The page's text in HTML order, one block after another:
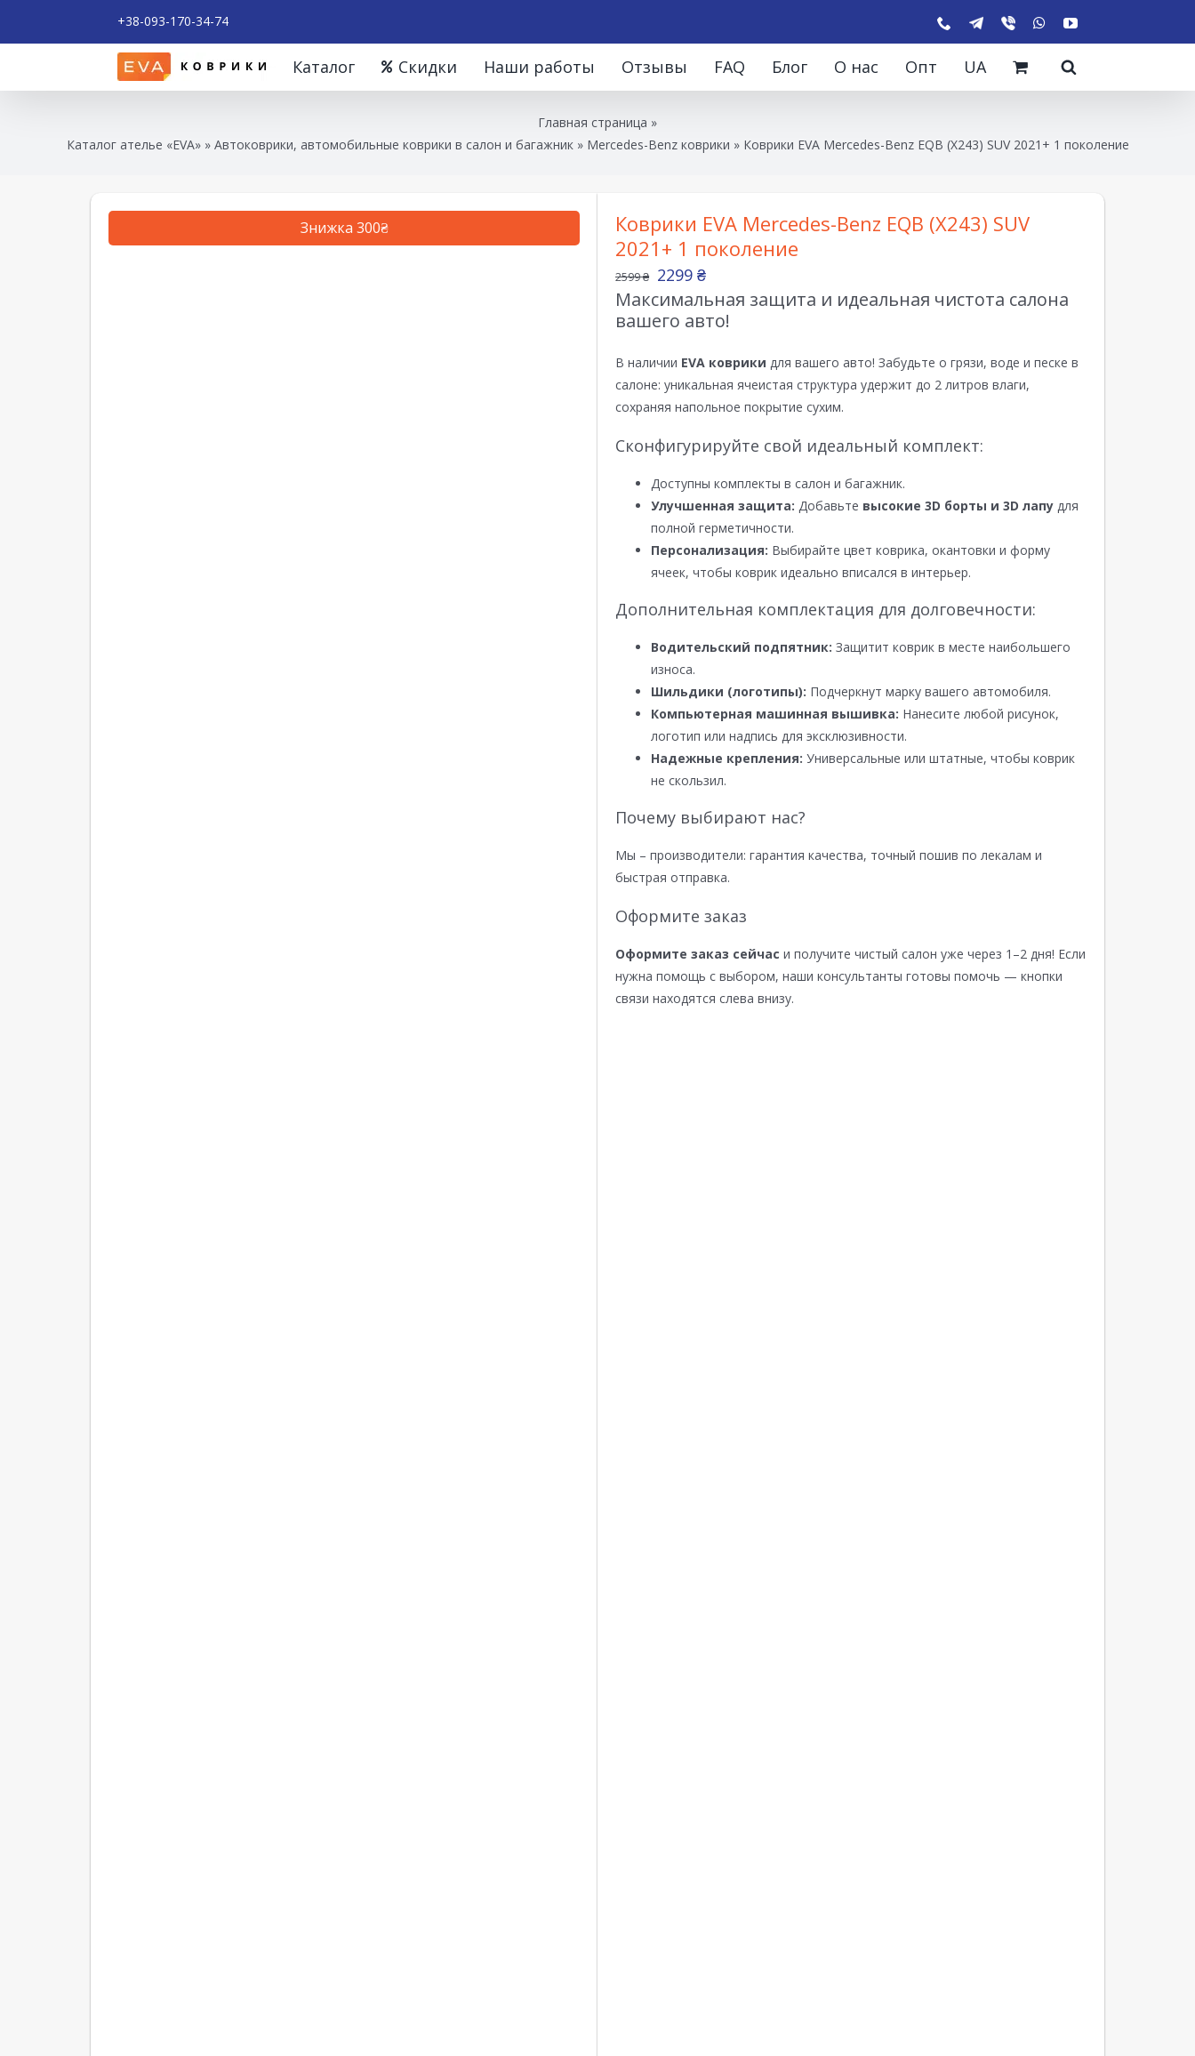
+38-093-170-34-74
Каталог Скидки Наши работы Отзывы FAQ Блог О нас Опт UA
Главная страница »
Каталог ателье «EVA»» Автоковрики, автомобильные коврики в салон и багажник » Mercedes-Benz коврики » Коврики EVA Mercedes-Benz EQB (X243) SUV 2021+ 1 поколение
Знижка 300₴
Коврики EVA Mercedes-Benz EQB (X243) SUV
2021+ 1 поколение
2599₴ 2299 ₴
Максимальная защита и идеальная чистота салона
вашего авто!
В наличии EVA коврики для вашего авто! Забудьте о грязи, воде и песке в
салоне: уникальная ячеистая структура удержит до 2 литров влаги,
сохраняя напольное покрытие сухим.
Сконфигурируйте свой идеальный комплект:
Доступны комплекты в салон и багажник.
Улучшенная защита: Добавьте высокие 3D борты и 3D лапу для
полной герметичности.
Персонализация: Выбирайте цвет коврика, окантовки и форму
ячеек, чтобы коврик идеально вписался в интерьер.
Дополнительная комплектация для долговечности:
Водительский подпятник: Защитит коврик в месте наибольшего
износа.
Шильдики (логотипы): Подчеркнут марку вашего автомобиля.
Компьютерная машинная вышивка: Нанесите любой рисунок,
логотип или надпись для эксклюзивности.
Надежные крепления: Универсальные или штатные, чтобы коврик
не скользил.
Почему выбирают нас?
Мы – производители: гарантия качества, точный пошив по лекалам и
быстрая отправка.
Оформите заказ
Оформите заказ сейчас и получите чистый салон уже через 1–2 дня! Если
нужна помощь с выбором, наши консультанты готовы помочь — кнопки
связи находятся слева внизу.